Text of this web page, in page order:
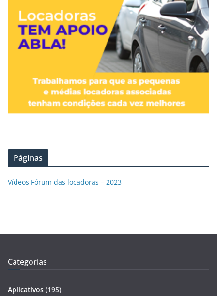
Páginas
Vídeos Fórum das locadoras – 2023
Categorias
Aplicativos (195)